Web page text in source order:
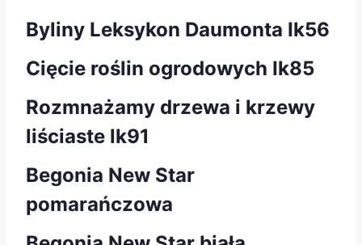
Byliny Leksykon Daumonta Ik56
Cięcie roślin ogrodowych Ik85
Rozmnażamy drzewa i krzewy
liściaste lk91
Begonia New Star
pomarańczowa